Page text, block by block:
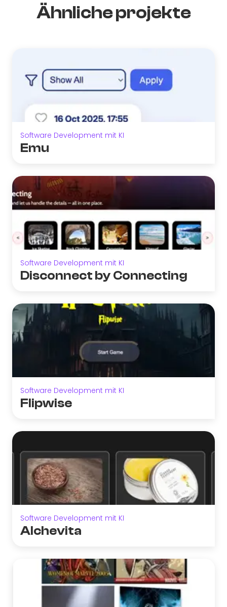
Ähnliche projekte
Software Development mit KI
Emu
Software Development mit KI
Disconnect by Connecting
Software Development mit KI
Flipwise
Software Development mit KI
Alchevita